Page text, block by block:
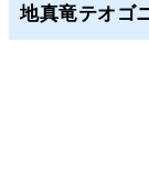
地真竜テオゴ